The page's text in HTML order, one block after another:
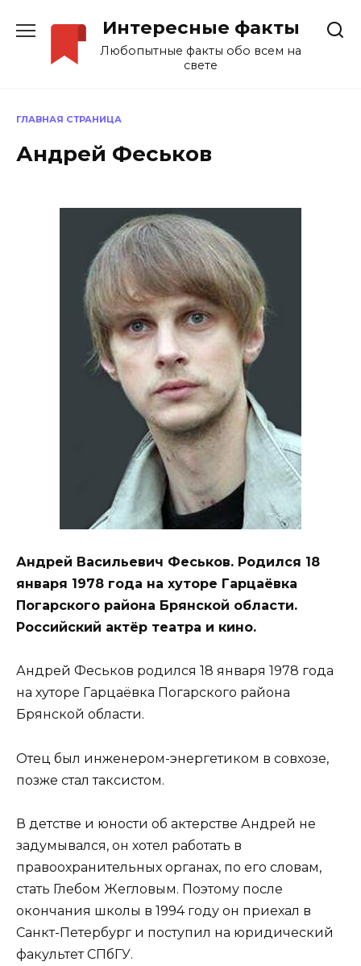
содержанию
Интересные факты
Любопытные факты обо всем на
свете
ГЛАВНАЯ СТРАНИЦА
Андрей Феськов
Андрей Васильевич Феськов. Родился 18
января 1978 года на хуторе Гарцаёвка
Погарского района Брянской области.
Российский актёр театра и кино.
Андрей Феськов родился 18 января 1978 года
на хуторе Гарцаёвка Погарского района
Брянской области.
Отец был инженером-энергетиком в совхозе,
позже стал таксистом.
В детстве и юности об актерстве Андрей не
задумывался, он хотел работать в
правоохранительных органах, по его словам,
стать Глебом Жегловым. Поэтому после
окончания школы в 1994 году он приехал в
Санкт-Петербург и поступил на юридический
факультет СПбГУ.